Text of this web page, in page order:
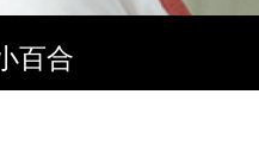
百合